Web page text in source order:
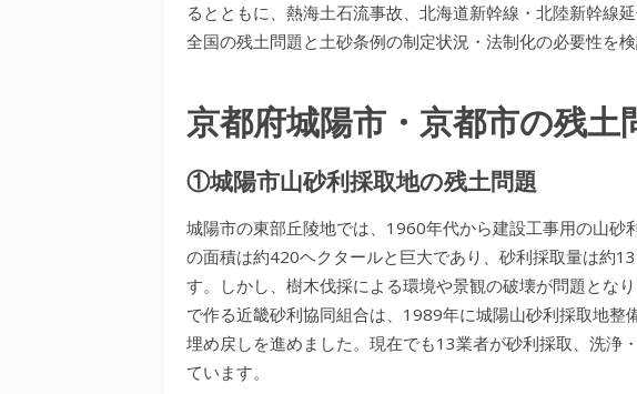
るとともに、熱海土石流事故、北海道新幹線・北陸新幹線
全国の残土問題と土砂条例の制定状況・法制化の必要性を検
京都府城陽市・京都市の残土
①城陽市山砂利採取地の残土問題
城陽市の東部丘陵地では、1960年代から建設工事用の山砂
の面積は約420ヘクタールと巨大であり、砂利採取量は約
す。しかし、樹木伐採による環境や景観の破壊が問題とな
で作る近畿砂利協同組合は、1989年に城陽山砂利採取地整
埋め戻しを進めました。現在でも13業者が砂利採取、洗浄
ています。